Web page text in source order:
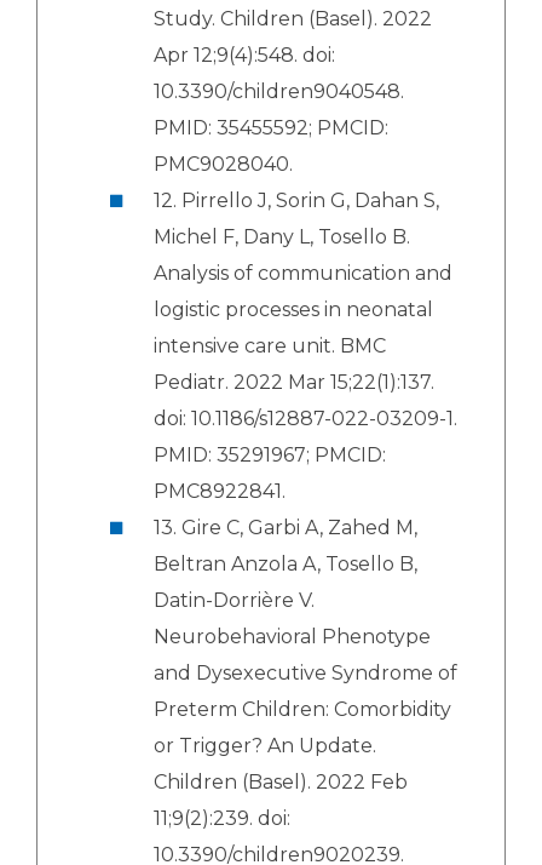
Study. Children (Basel). 2022
Apr 12;9(4):548. doi:
10.3390/children9040548.
PMID: 35455592; PMCID:
PMC9028040.
12. Pirrello J, Sorin G, Dahan S,
Michel F, Dany L, Tosello B.
Analysis of communication and
logistic processes in neonatal
intensive care unit. BMC
Pediatr. 2022 Mar 15;22(1):137.
doi: 10.1186/s12887-022-03209-1.
PMID: 35291967; PMCID:
PMC8922841.
13. Gire C, Garbi A, Zahed M,
Beltran Anzola A, Tosello B,
Datin-Dorrière V.
Neurobehavioral Phenotype
and Dysexecutive Syndrome of
Preterm Children: Comorbidity
or Trigger? An Update.
Children (Basel). 2022 Feb
11;9(2):239. doi:
10.3390/children9020239.